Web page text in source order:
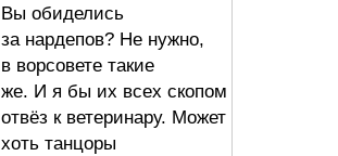
Вы обиделись
за нардепов? Не нужно,
в ворсовете такие
же. И я бы их всех скопом
отвёз к ветеринару. Может
хоть танцоры